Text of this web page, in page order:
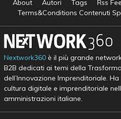
About Autori Tags Rss
Terms&Conditions Contenuti
Nextwork360è il più grande
B2B dedicati ai temi della
dell’Innovazione Imprenditoriale.
cultura digitale e imprenditoriale
amministrazioni italiane.